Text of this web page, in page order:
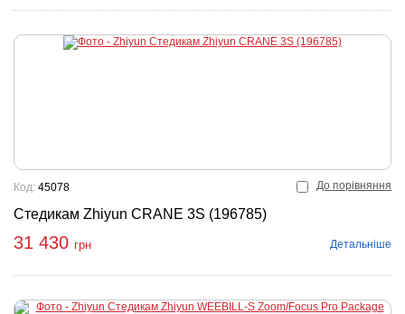
До порівняння
Стедикам Zhiyun CRANE 3S (196785)
Код: 45078
31 430 грн Детальніше